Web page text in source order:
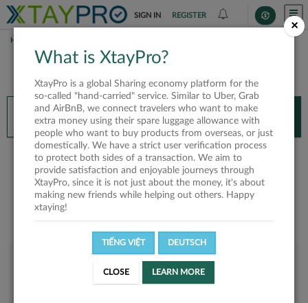
SIGN IN REGISTER
HOME
You’ll need XtayPro app to continue.
Don’t have XtayPro app yet? Already got our app?
INSTALL APP OPEN APP
Kalvin Ly
×
What is XtayPro?
XtayPro is a global Sharing economy platform for the
so-called "hand-carried" service. Similar to Uber, Grab
and AirBnB, we connect travelers who want to make
extra money using their spare luggage allowance with
people who want to buy products from overseas, or just
domestically. We have a strict user verification process
to protect both sides of a transaction. We aim to
provide satisfaction and enjoyable journeys through
XtayPro, since it is not just about the money, it's about
making new friends while helping out others. Happy
xtaying!
TIẾNG VIỆT DEUTSCH
CLOSE LEARN MORE